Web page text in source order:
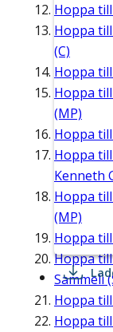
Hoppa till
Hoppa till
(C)
Hoppa till
Hoppa till
(MP)
Hoppa till
Hoppa till
Kenneth
Hoppa till
(MP)
Hoppa till
Hoppa
Sammeli
Hoppa till
Hoppa till